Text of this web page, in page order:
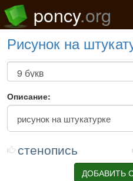
poncy.org
рисунок на
стенопись
Описание:
ДОБАВИТЬ